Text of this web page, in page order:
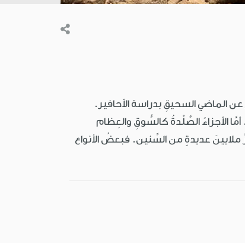
عن الماضي السحيقِ بدراسة الأحافير.
أمَّا الأجزاءُ الصَّلْدةُ كالسُّوقِ والعِظام
ملايينَ عديدةٍ من السِّنين. فبعضُ الأنواع